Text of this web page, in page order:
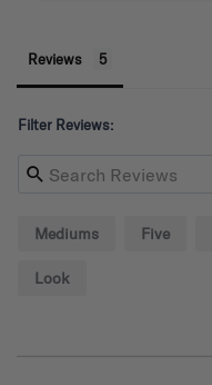
Reviews
Filter Reviews:
Mediums Five
Look